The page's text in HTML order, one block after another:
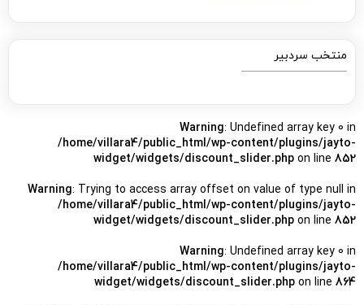
منتخب سردبیر
Warning: Undefined array key 0 in
/home/villara4/public_html/wp-content/plugins/jayto-
widget/widgets/discount_slider.php on line 852
Warning: Trying to access array offset on value of type null in
/home/villara4/public_html/wp-content/plugins/jayto-
widget/widgets/discount_slider.php on line 852
Warning: Undefined array key 0 in
/home/villara4/public_html/wp-content/plugins/jayto-
widget/widgets/discount_slider.php on line 864